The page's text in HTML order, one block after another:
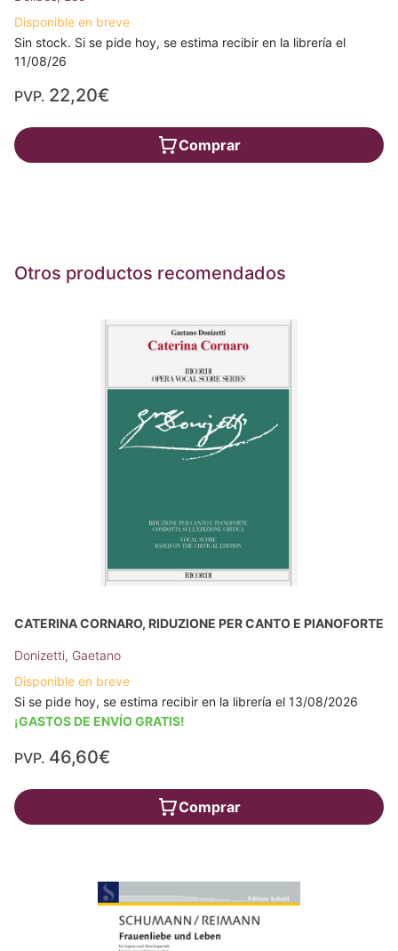
Disponible en breve
Sin stock. Si se pide hoy, se estima recibir en la librería el
11/08/26
PVP. 22,20€
Comprar
Otros productos recomendados
CATERINA CORNARO, RIDUZIONE PER CANTO E PIANOFORTE
Donizetti, Gaetano
Disponible en breve
Si se pide hoy, se estima recibir en la librería el 13/08/2026
¡GASTOS DE ENVÍO GRATIS!
PVP. 46,60€
Comprar